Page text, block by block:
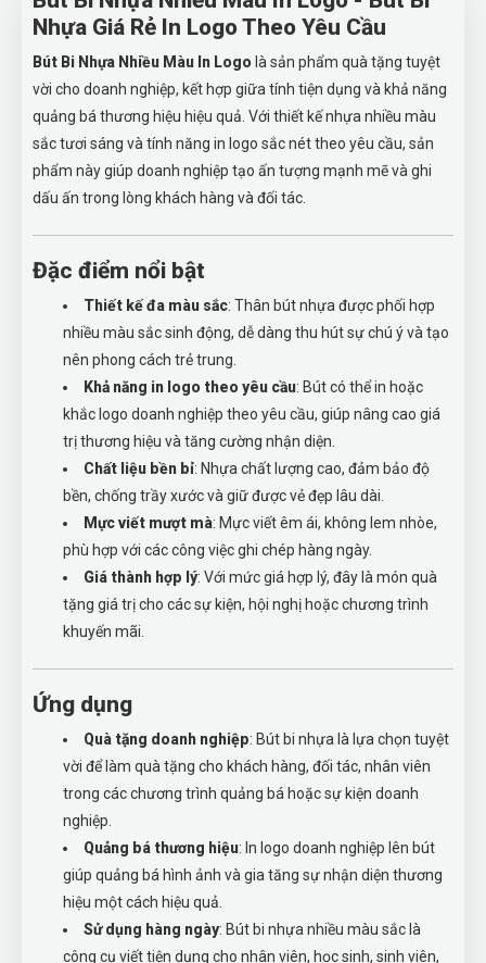
Nhựa Giá Rẻ In Logo Theo Yêu Cầu
Bút Bi Nhựa Nhiều Màu In Logo là sản phẩm quà tặng tuyệt
vời cho doanh nghiệp, kết hợp giữa tính tiện dụng và khả năng
quảng bá thương hiệu hiệu quả. Với thiết kế nhựa nhiều màu
sắc tươi sáng và tính năng in logo sắc nét theo yêu cầu, sản
phẩm này giúp doanh nghiệp tạo ấn tượng mạnh mẽ và ghi
dấu ấn trong lòng khách hàng và đối tác.
Đặc điểm nổi bật
Thiết kế đa màu sắc: Thân bút nhựa được phối hợp
nhiều màu sắc sinh động, dễ dàng thu hút sự chú ý và tạo
nên phong cách trẻ trung.
Khả năng in logo theo yêu cầu: Bút có thể in hoặc
khắc logo doanh nghiệp theo yêu cầu, giúp nâng cao giá
trị thương hiệu và tăng cường nhận diện.
Chất liệu bền bỉ: Nhựa chất lượng cao, đảm bảo độ
bền, chống trầy xước và giữ được vẻ đẹp lâu dài.
Mực viết mượt mà: Mực viết êm ái, không lem nhòe,
phù hợp với các công việc ghi chép hàng ngày.
Giá thành hợp lý: Với mức giá hợp lý, đây là món quà
tặng giá trị cho các sự kiện, hội nghị hoặc chương trình
khuyến mãi.
Ứng dụng
Quà tặng doanh nghiệp: Bút bi nhựa là lựa chọn tuyệt
vời để làm quà tặng cho khách hàng, đối tác, nhân viên
trong các chương trình quảng bá hoặc sự kiện doanh
nghiệp.
Quảng bá thương hiệu: In logo doanh nghiệp lên bút
giúp quảng bá hình ảnh và gia tăng sự nhận diện thương
hiệu một cách hiệu quả.
Sử dụng hàng ngày: Bút bi nhựa nhiều màu sắc là
công cụ viết tiện dụng cho nhân viên, học sinh, sinh viên,